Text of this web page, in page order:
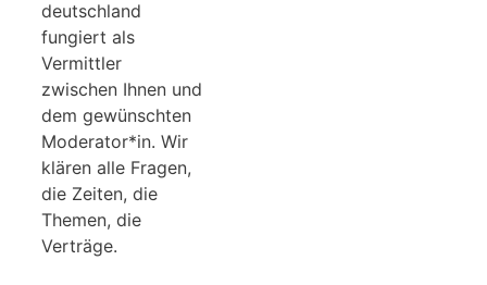
deutschland
fungiert als
Vermittler
zwischen Ihnen und
dem gewünschten
Moderator*in. Wir
klären alle Fragen,
die Zeiten, die
Themen, die
Verträge.